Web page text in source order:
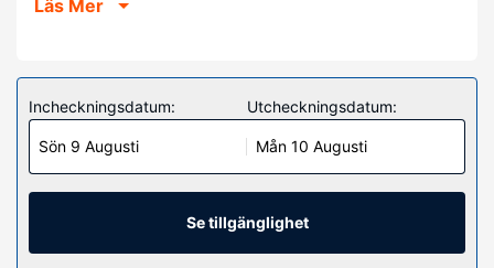
Hotellrum
en ugn och en spishäll i köket. Bekvämligheter som ingår
är mikrovågsugn och tvättmaskin.
Bekvämligheter på anläggningen
närheten, böcker och spel.
Övriga bekvämligheter
Avgiftsfri parkering erbjuds på plats.
Läs Mer
Incheckningsdatum:
Sön 9 Augusti
Utcheckningsdatum:
Mån 10 Augusti
Se tillgänglighet